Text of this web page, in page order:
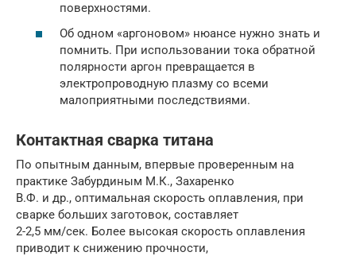
поверхностями.
Об одном «аргоновом» нюансе нужно знать и
помнить. При использовании тока обратной
полярности аргон превращается в
электропроводную плазму со всеми
малоприятными последствиями.
Контактная сварка титана
По опытным данным, впервые проверенным на
практике Забурдиным М.К., Захаренко
В.Ф. и др., оптимальная скорость оплавления, при
сварке больших заготовок, составляет
2-2,5 мм/сек. Более высокая скорость оплавления
приводит к снижению прочности,